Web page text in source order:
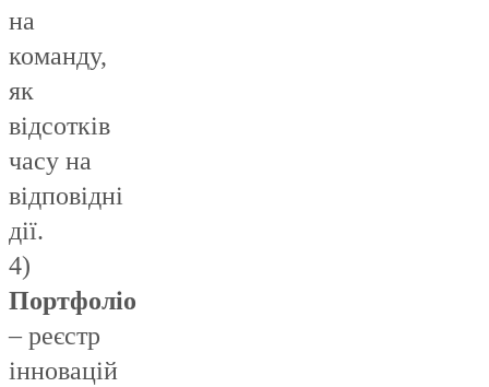
на
команду,
як
відсотків
часу на
відповідні
дії.
4)
Портфоліо
– реєстр
інновацій